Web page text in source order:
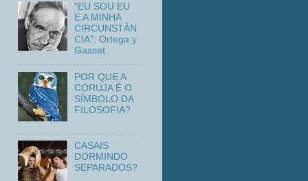
“EU SOU EU
E A MINHA
CIRCUNSTÂN
CIA”: Ortega y
Gasset
POR QUE A
CORUJA É O
SÍMBOLO DA
FILOSOFIA?
CASAIS
DORMINDO
SEPARADOS?